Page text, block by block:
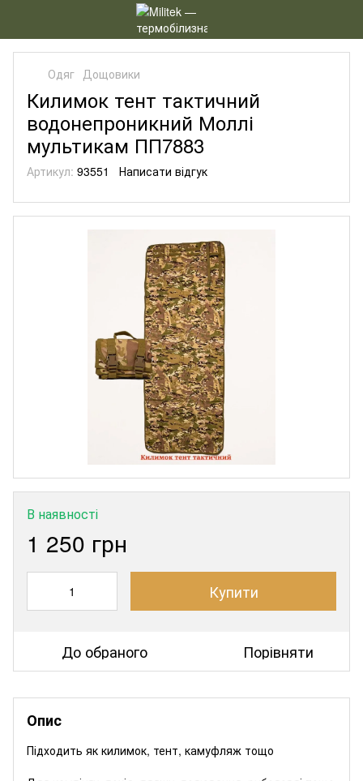
Одяг Дощовики
Килимок тент тактичний
водонепроникний Моллі
мультикам ПП7883
Артикул: 93551 Написати відгук
В наявності
1 250 грн
Купити
До обраного Порівняти
Опис
Підходить як килимок, тент, камуфляж тощо